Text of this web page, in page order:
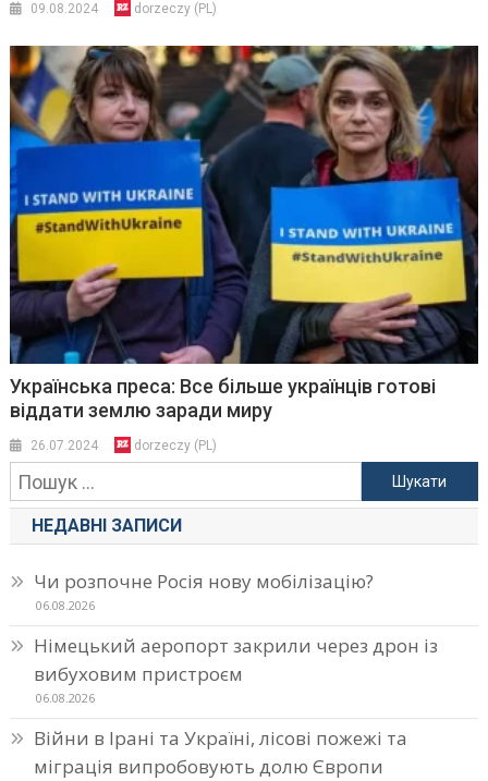
09.08.2024 dorzeczy (PL)
Українська преса: Все більше українців готові
віддати землю заради миру
26.07.2024 dorzeczy (PL)
Пошук:
НЕДАВНІ ЗАПИСИ
Чи розпочне Росія нову мобілізацію?
06.08.2026
Німецький аеропорт закрили через дрон із
вибуховим пристроєм
06.08.2026
Війни в Ірані та Україні, лісові пожежі та
міграція випробовують долю Європи